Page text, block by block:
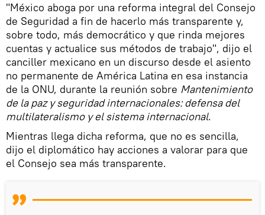
"México aboga por una reforma integral del Consejo
de Seguridad a fin de hacerlo más transparente y,
sobre todo, más democrático y que rinda mejores
cuentas y actualice sus métodos de trabajo", dijo el
canciller mexicano en un discurso desde el asiento
no permanente de América Latina en esa instancia
de la ONU, durante la reunión sobre Mantenimiento
de la paz y seguridad internacionales: defensa del
multilateralismo y el sistema internacional.
Mientras llega dicha reforma, que no es sencilla,
dijo el diplomático hay acciones a valorar para que
el Consejo sea más transparente.